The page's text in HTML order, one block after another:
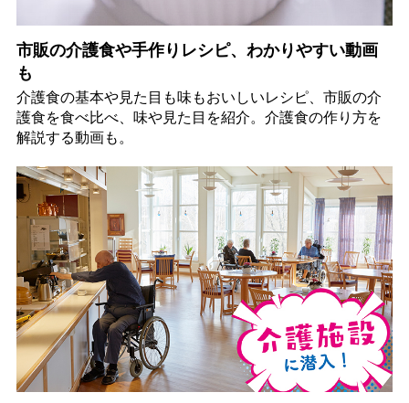
市販の介護食や手作りレシピ、わかりやすい動画
も
介護食の基本や見た目も味もおいしいレシピ、市販の介
護食を食べ比べ、味や見た目を紹介。介護食の作り方を
解説する動画も。